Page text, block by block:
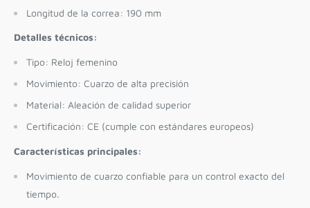
Longitud de la correa: 190 mm
Detalles técnicos:
Tipo: Reloj femenino
Movimiento: Cuarzo de alta precisión
Material: Aleación de calidad superior
Certificación: CE (cumple con estándares europeos)
Características principales:
Movimiento de cuarzo confiable para un control exacto del
tiempo.